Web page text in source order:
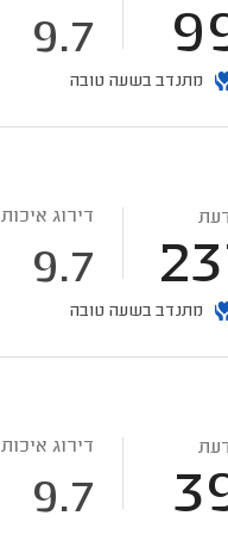
9.7
מתנדב בשעה טובה
דירוג איכות
9.7
מתנדב בשעה טובה
דירוג איכות
9.7